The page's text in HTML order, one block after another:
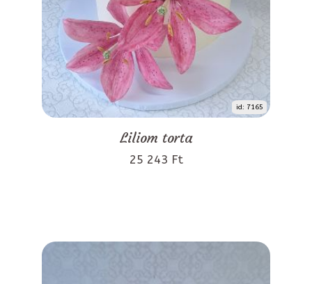
id: 7165
Liliom torta
25 243 Ft